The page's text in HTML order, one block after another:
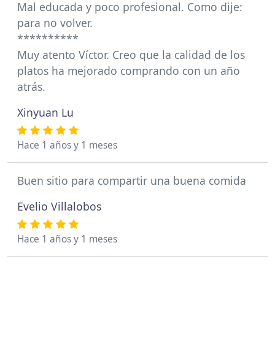
Mal educada y poco profesional. Como dije:
para no volver.
**********
Muy atento Víctor. Creo que la calidad de los
platos ha mejorado comprando con un año
atrás.
Xinyuan Lu
Hace 1 años y 1 meses
Buen sitio para compartir una buena comida
Evelio Villalobos
Hace 1 años y 1 meses